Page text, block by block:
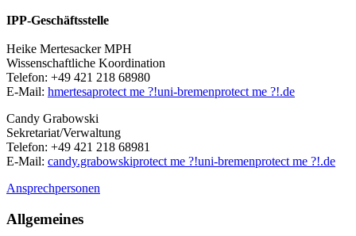
IPP-Geschäftsstelle
Heike Mertesacker MPH
Wissenschaftliche Koordination
Telefon: +49 421 218 68980
E-Mail: hmertesaprotect me ?!uni-bremenprotect me ?!.de
Candy Grabowski
Sekretariat/Verwaltung
Telefon: +49 421 218 68981
E-Mail: candy.grabowskiprotect me ?!uni-bremenprotect me ?!.de
Ansprechpersonen
Allgemeines